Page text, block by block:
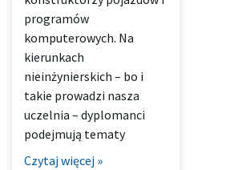
programów
komputerowych. Na
kierunkach
nieinżynierskich – bo i
takie prowadzi nasza
uczelnia – dyplomanci
podejmują tematy
Czytaj więcej »